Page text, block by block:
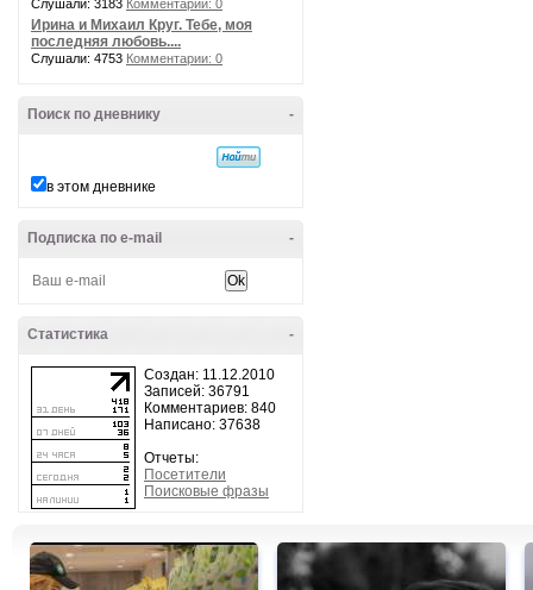
Слушали: 3183 Комментарии: 0
Ирина и Михаил Круг. Тебе, моя
последняя любовь....
Слушали: 4753 Комментарии: 0
-
Поиск по дневнику
в этом дневнике
-
Подписка по e-mail
-
Статистика
Создан: 11.12.2010
Записей: 36791
Комментариев: 840
Написано: 37638
Отчеты:
Посетители
Поисковые фразы